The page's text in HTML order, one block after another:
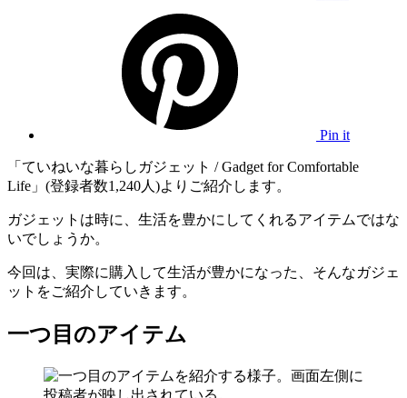
Pin it
「ていねいな暮らしガジェット / Gadget for Comfortable
Life」(登録者数1,240人)よりご紹介します。
ガジェットは時に、生活を豊かにしてくれるアイテムではな
いでしょうか。
今回は、実際に購入して生活が豊かになった、そんなガジェ
ットをご紹介していきます。
一つ目のアイテム